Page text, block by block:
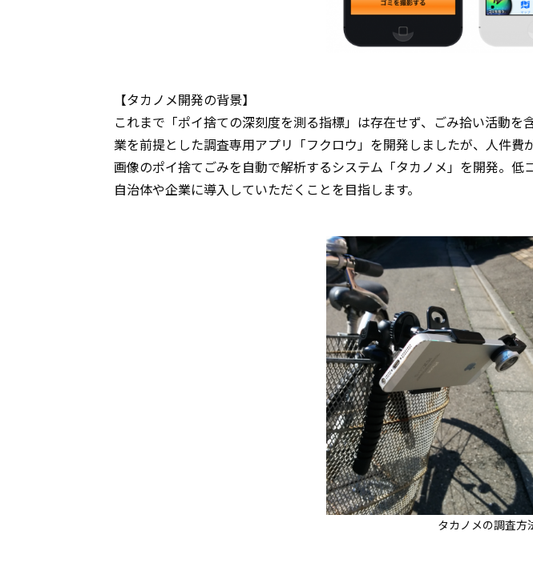
【タカノメ開発の背景】
これまで「ポイ捨ての深刻度を測る指標」は存在せず、ごみ拾い活動
業を前提とした調査専用アプリ「フクロウ」を開発しましたが、人件
画像のポイ捨てごみを自動で解析するシステム「タカノメ」を開発。
自治体や企業に導入していただくことを目指します。
タカノメの調査方